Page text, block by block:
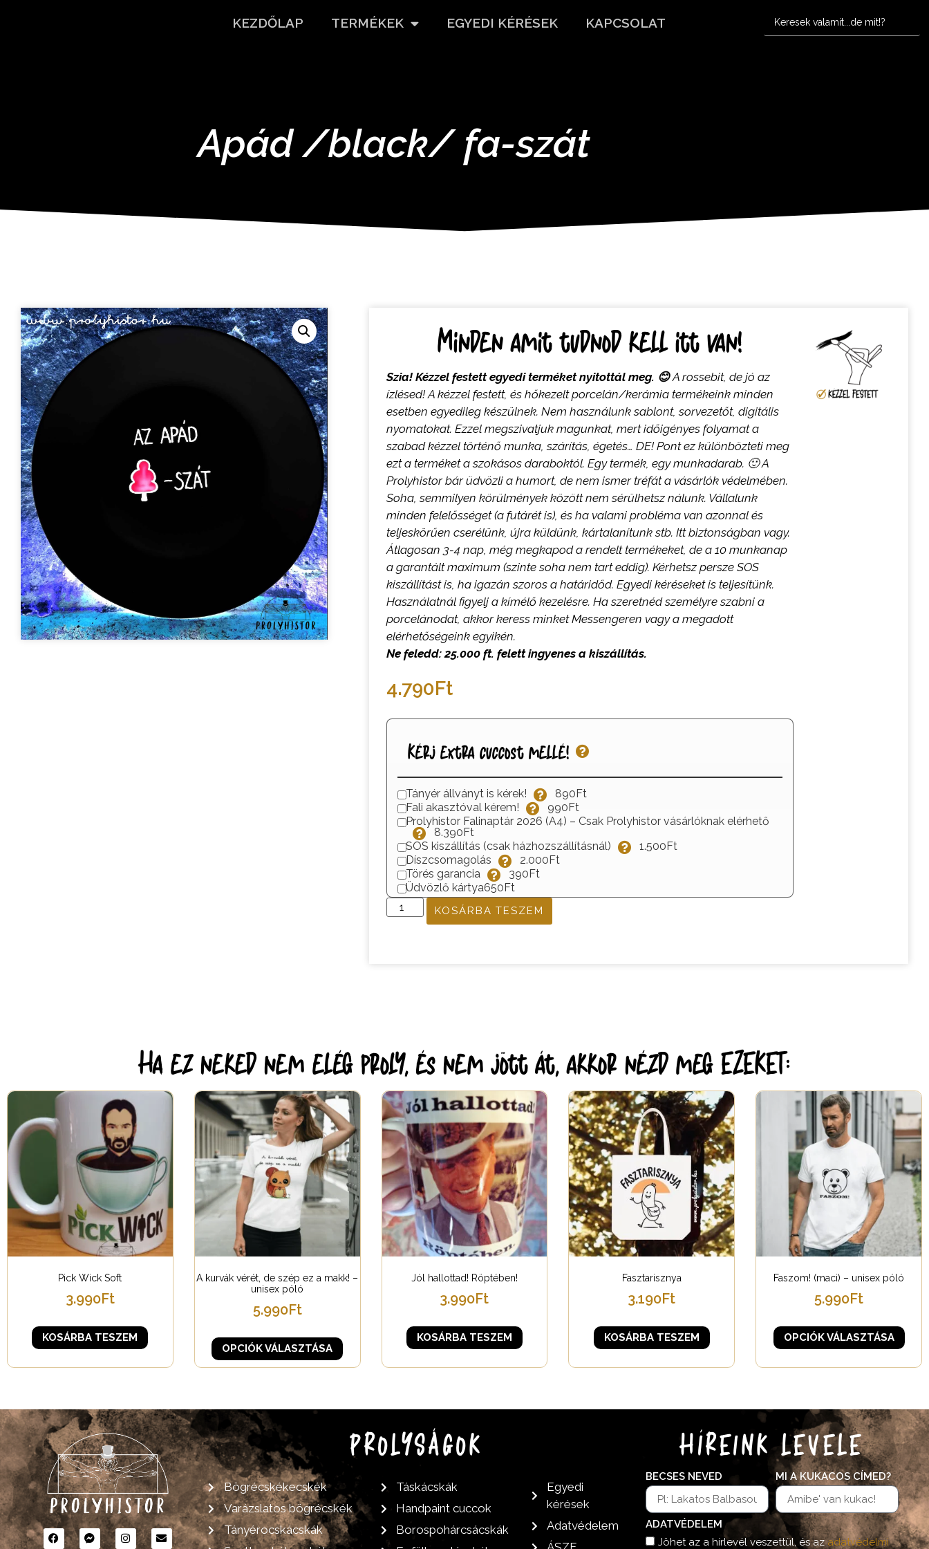
KEZDŐLAP TERMÉKEK EGYEDI KÉRÉSEK KAPCSOLAT
Apád /black/ fa-szát
Minden amit tudnod kell itt van!
Szia! Kézzel festett egyedi terméket nyitottál meg. 😊A rossebit, de jó az
ízlésed! A kézzel festett, és hőkezelt porcelán/kerámia termékeink minden
esetben egyedileg készülnek. Nem használunk sablont, sorvezetőt, digitális
nyomatokat. Ezzel megszivatjuk magunkat, mert időigényes folyamat a
szabad kézzel történő munka, szárítás, égetés… DE! Pont ez különbözteti meg
ezt a terméket a szokásos daraboktól. Egy termék, egy munkadarab. 🙂 A
Prolyhistor bár üdvözli a humort, de nem ismer tréfát a vásárlók védelmében.
Soha, semmilyen körülmények között nem sérülhetsz nálunk. Vállalunk
minden felelősséget (a futárét is), és ha valami probléma van azonnal és
teljeskörűen cserélünk, újra küldünk, kártalanítunk stb. Itt biztonságban vagy.
Átlagosan 3-4 nap, még megkapod a rendelt termékeket, de a 10 munkanap
a garantált maximum (szinte soha nem tart eddig). Kérhetsz persze SOS
kiszállítást is, ha igazán szoros a határidőd. Egyedi kéréseket is teljesítünk.
Használatnál figyelj a kímélő kezelésre. Ha szeretnéd személyre szabni a
porcelánodat, akkor keress minketMessengeren vagy a megadott
elérhetőségeink egyikén.
Ne feledd: 25.000 ft. felett ingyenes a kiszállítás.
4.790Ft
Kérj extra cuccost mellé!
Tányér állványt is kérek!
890Ft
Fali akasztóval kérem!
990Ft
Prolyhistor Falinaptár 2026 (A4) – Csak Prolyhistor vásárlóknak elérhető
8.390Ft
SOS kiszállítás (csak házhozszállításnál)
1.500Ft
Díszcsomagolás
2.000Ft
Törés garancia
390Ft
Üdvözlő kártya650Ft
KOSÁRBA TESZEM
Ha ez neked nem elég proly, és nem jött át, akkor nézd meg EZEKET:
Pick Wick Soft
3.990Ft
KOSÁRBA TESZEM
A kurvák vérét, de szép ez a makk! –
unisex póló
5.990Ft
OPCIÓK VÁLASZTÁSA
Jól hallottad! Röptében!
3.990Ft
KOSÁRBA TESZEM
Fasztarisznya
3.190Ft
KOSÁRBA TESZEM
Faszom! (maci) – unisex póló
5.990Ft
OPCIÓK VÁLASZTÁSA
PROLYSÁGOK
Bögrécskékecskék
Varázslatos bögrécskék
Tányérocskácskák
Táskácskák
Handpaint cuccok
Borospohárcsácskák
Egyedi
kérések
Adatvédelem
HÍREINK LEVELE
BECSES NEVED MI A KUKACOS CÍMED?
ADATVÉDELEM
Jöhet az a hírlevél veszettül, és azadatvédelmi